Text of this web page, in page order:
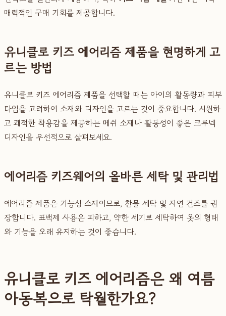
매력적인 구매 기회를 제공합니다.
유니클로 키즈 에어리즘 제품을 현명하게 고
르는 방법
유니클로 키즈 에어리즘 제품을 선택할 때는 아이의 활동량과 피부
타입을 고려하여 소재와 디자인을 고르는 것이 중요합니다. 시원하
고 쾌적한 착용감을 제공하는 메쉬 소재나 활동성이 좋은 크루넥
디자인을 우선적으로 살펴보세요.
에어리즘 키즈웨어의 올바른 세탁 및 관리법
에어리즘 제품은 기능성 소재이므로, 찬물 세탁 및 자연 건조를 권
장합니다. 표백제 사용은 피하고, 약한 세기로 세탁하여 옷의 형태
와 기능을 오래 유지하는 것이 좋습니다.
유니클로 키즈 에어리즘은 왜 여름
아동복으로 탁월한가요?